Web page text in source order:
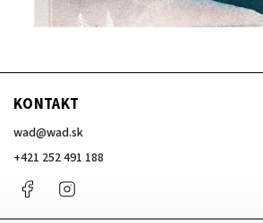
KONTAKT
wad@wad.sk
+421 252 491 188
Facebook